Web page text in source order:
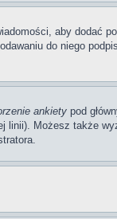
aby dodać
do niego
ankiety pod
linii). Możesz także